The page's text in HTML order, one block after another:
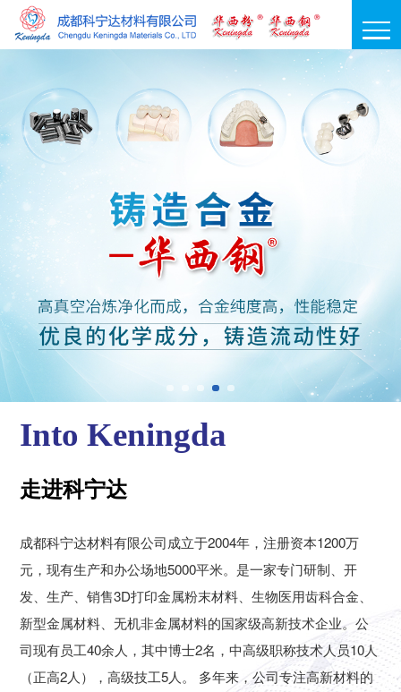
Into Keningda
走进科宁达
成都科宁达材料有限公司成立于2004年，注册资本1200万
元，现有生产和办公场地5000平米。是一家专门研制、开
发、生产、销售3D打印金属粉末材料、生物医用齿科合金、
新型金属材料、无机非金属材料的国家级高新技术企业。公
司现有员工40余人，其中博士2名，中高级职称技术人员10人
（正高2人），高级技工5人。 多年来，公司专注高新材料的